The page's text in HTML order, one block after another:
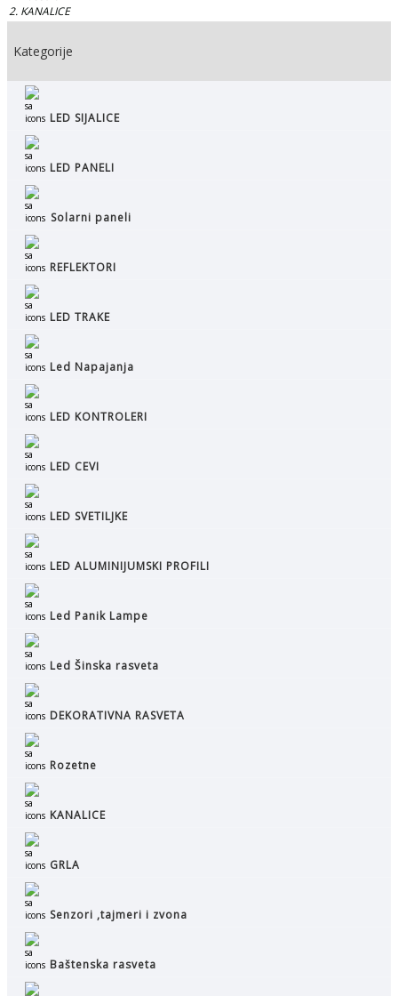
KANALICE
Kategorije
LED SIJALICE
LED PANELI
Solarni paneli
REFLEKTORI
LED TRAKE
Led Napajanja
LED KONTROLERI
LED CEVI
LED SVETILJKE
LED ALUMINIJUMSKI PROFILI
Led Panik Lampe
Led Šinska rasveta
DEKORATIVNA RASVETA
Rozetne
KANALICE
GRLA
Senzori ,tajmeri i zvona
Baštenska rasveta